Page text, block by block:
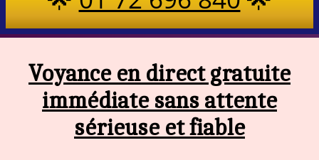
Voyance en direct gratuite
immédiate sans attente
sérieuse et fiable